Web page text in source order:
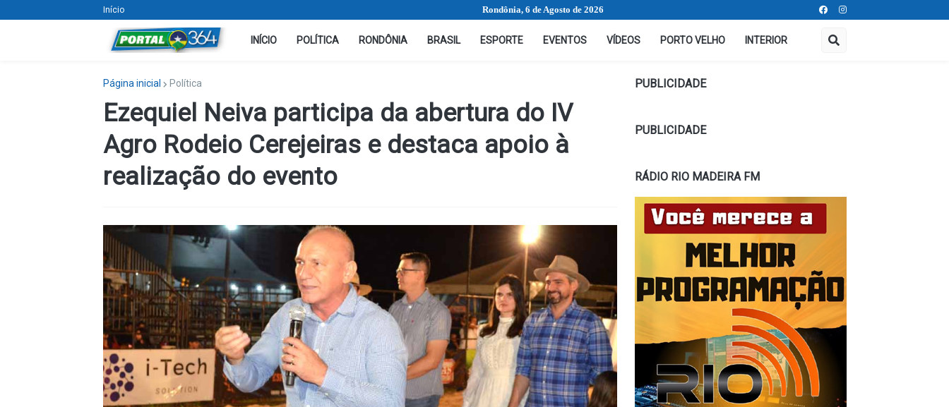
Início Rondônia, 6 de Agosto de 2026
INÍCIO POLÍTICA RONDÔNIA BRASIL ESPORTE EVENTOS VÍDEOS PORTO VELHO INTERIOR
Página inicial Política
Ezequiel Neiva participa da abertura do IV
Agro Rodeio Cerejeiras e destaca apoio à
realização do evento
PUBLICIDADE
PUBLICIDADE
RÁDIO RIO MADEIRA FM